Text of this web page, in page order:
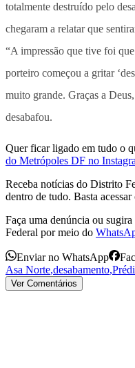
totalmente destruído pelo
chegaram a relatar que
“A impressão que tive foi
porteiro começou a gritar
muito grande. Graças a
desabafou.
Quer ficar ligado em tudo o
do Metrópoles DF no
Receba notícias do Distrito
dentro de tudo. Basta acessar
Faça uma denúncia ou
Federal por meio do
Enviar no WhatsApp
Asa Norte,desabamento,
Ver Comentários